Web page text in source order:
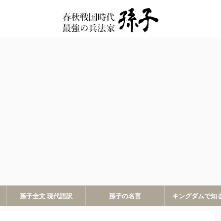
孫子全文 現代語訳 孫子の名言 キングダムで知